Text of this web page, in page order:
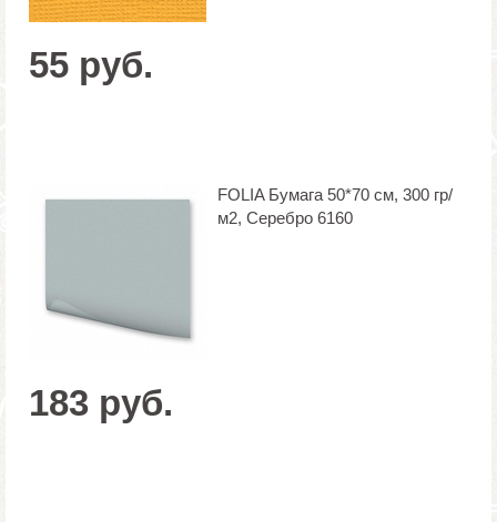
55 руб.
FOLIA Бумага 50*70 см, 300 гр/
м2, Cеребро 6160
183 руб.